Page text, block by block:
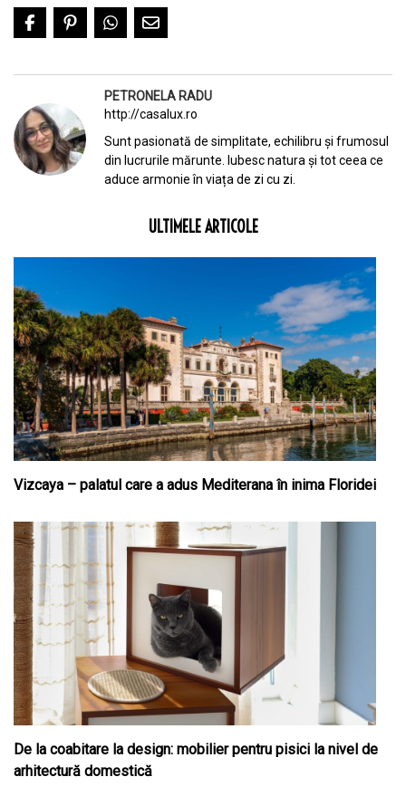
PETRONELA RADU
http://casalux.ro
Sunt pasionată de simplitate, echilibru și frumosul
din lucrurile mărunte. Iubesc natura și tot ceea ce
aduce armonie în viața de zi cu zi.
ULTIMELE ARTICOLE
Vizcaya – palatul care a adus Mediterana în inima Floridei
De la coabitare la design: mobilier pentru pisici la nivel de
arhitectură domestică